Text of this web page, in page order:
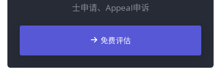
士申请、Appeal申诉
免费评估